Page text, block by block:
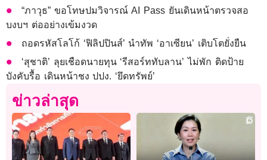
“ภาวุธ” ขอโทษปมวิจารณ์ AI Pass ยันเดินหน้าตรวจสอ
บงบฯ ต่ออย่างเข้มงวด
ถอดรหัสโลโก้ ‘ฟิลิปปินส์’ นำทัพ ‘อาเซียน’ เติบโตยั่งยืน
‘สุชาติ’ ลุยเชือดนายทุน ‘รีสอร์ททับลาน’ ไม่พัก ติดป้าย
บังคับรื้อ เดินหน้าชง ปปง. ‘ยึดทรัพย์’
ข่าวล่าสุด